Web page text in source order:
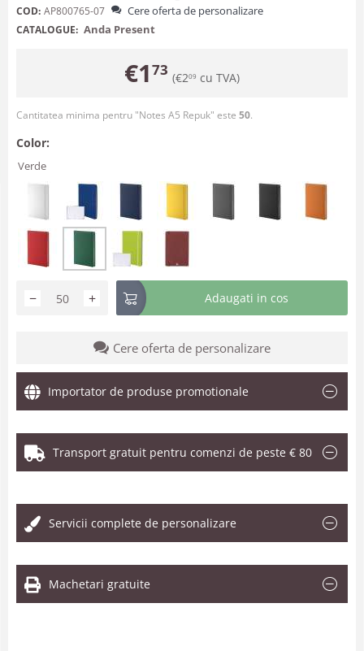
COD: AP800765-07 Cere oferta de personalizare
CATALOGUE: Anda Present
€173 (€209 cu TVA)
Cantitatea minima pentru "Notes A5 Repuk" este 50.
Color:
Verde
+
− Adaugati in cos
Cere oferta de personalizare
Importator de produse promotionale
Transport gratuit pentru comenzi de peste € 80
Servicii complete de personalizare
Machetari gratuite